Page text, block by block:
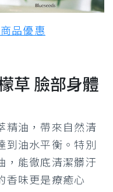
品優惠
草 臉部身體
精油，帶來自然清
到油水平衡。特別
，能徹底清潔髒汙
香味更是療癒心